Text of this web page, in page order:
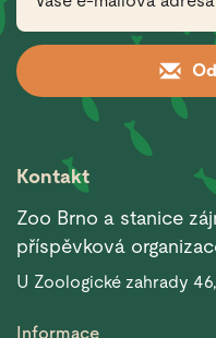
Kontakt
Zoo Brno a stanice
příspěvková
U Zoologické zahrady
Informace